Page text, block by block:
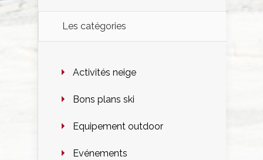
Les catégories
Activités neige
Bons plans ski
Equipement outdoor
Evénements